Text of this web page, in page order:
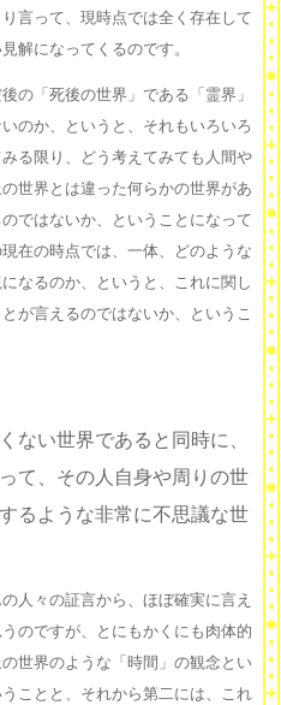
言って、現時点では全く存在して
解になってくるのです。
の「死後の世界」である「霊界」
のか、というと、それもいろいろ
る限り、どう考えてみても人間や
世界とは違った何らかの世界があ
ではないか、ということになって
在の時点では、一体、どのような
なるのか、というと、これに関し
が言えるのではないか、というこ
ない世界であると同時に、
て、その人自身や周りの世
るような非常に不思議な世
人々の証言から、ほぼ確実に言え
のですが、とにもかくにも肉体的
世界のような「時間」の観念とい
ことと、それから第二には、これ